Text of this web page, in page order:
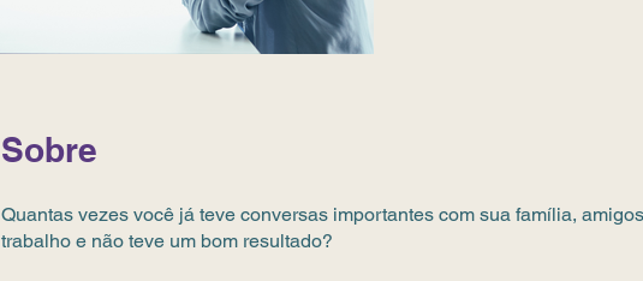
Sobre
Quantas vezes você já teve conversas importantes com sua família,
trabalho e não teve um bom resultado?